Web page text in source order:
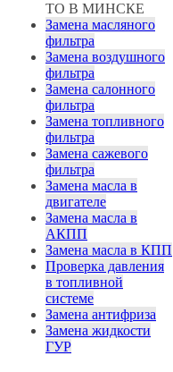
ТО В МИНСКЕ
Замена масляного
фильтра
Замена воздушного
фильтра
Замена салонного
фильтра
Замена топливного
фильтра
Замена сажевого
фильтра
Замена масла в
двигателе
Замена масла в
АКПП
Замена масла в КПП
Проверка давления
в топливной
системе
Замена антифриза
Замена жидкости
ГУР